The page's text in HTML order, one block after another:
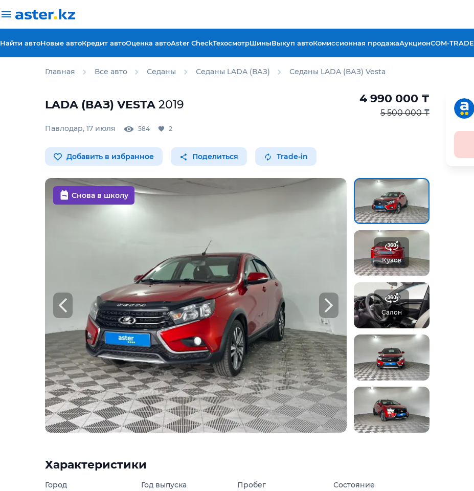
Найти автоНовые автоКредит автоОценка автоAster CheckТехосмотрШиныВыкуп автоКомиссионная продажаАукционCOM-TRADE
Главная Все авто Седаны Седаны LADA (ВАЗ) Седаны LADA (ВАЗ) Vesta
LADA (ВАЗ) VESTA 2019 4 990 000 ₸
5 500 000 ₸
Павлодар, 17 июля 584 2
Добавить в избранное Поделиться Trade-in
Снова в школу
Предоставим подробную информацию об автомобиле:
техническое состояние, пробег, история осмотров,
юридическая проверка по базам РК и РФ
Техническое состояние
Проверка одометра
Проверка криминалиста
Данные по утильсбору
Купить отчёт за 1000₸ Посмотреть пример отчета
Кузов
Салон
Характеристики
Город Год выпуска Пробег Состояние